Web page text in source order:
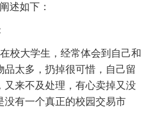
述如下：
校大学生，经常体会到自己和
品太多，扔掉很可惜，自己留
又来不及处理，有心卖掉又没
没有一个真正的校园交易市